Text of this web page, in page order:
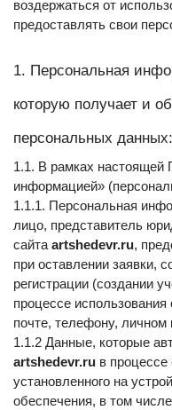
воздержаться от
предоставлять свои
1. Персональная
которую получает и
персональных данных:
1.1. В рамках настоящей
информацией»
1.1.1. Персональная
лицо, представитель
сайта artshedevr.ru,
при оставлении заявки,
регистрации (создании
процессе использования
почте, телефону, личном
artshedevr.ru в
установленного на
обеспечения, в том